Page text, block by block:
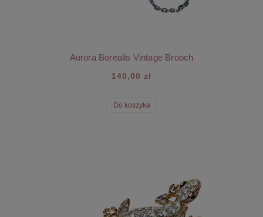
Aurora Borealis Vintage Brooch
140,00 zł
Do koszyka